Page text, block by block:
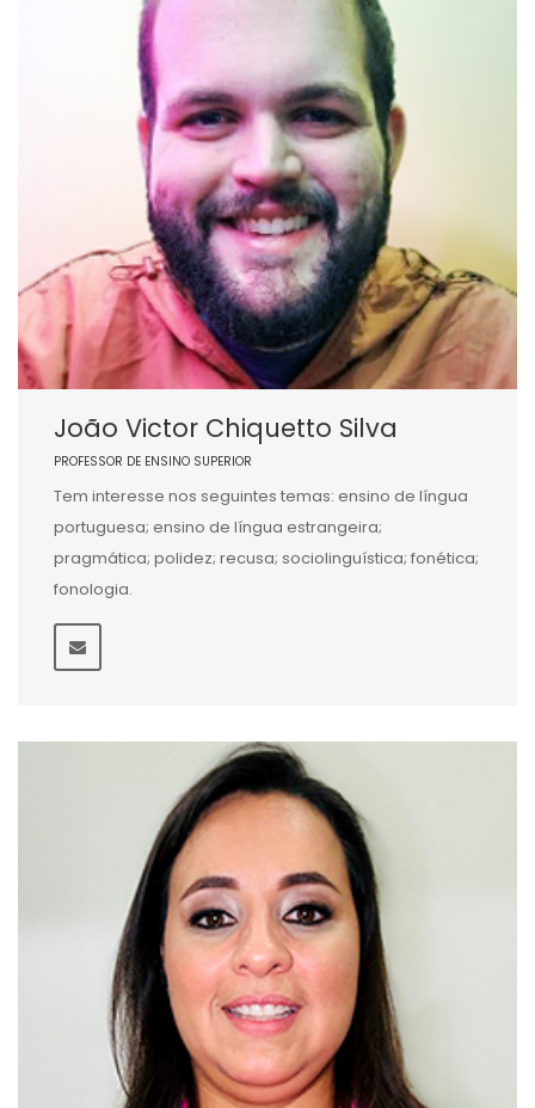
João Victor Chiquetto Silva
PROFESSOR DE ENSINO SUPERIOR
Tem interesse nos seguintes temas: ensino de língua
portuguesa; ensino de língua estrangeira;
pragmática; polidez; recusa; sociolinguística; fonética;
fonologia.